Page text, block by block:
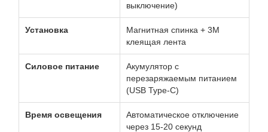
выключение)
Установка
Магнитная спинка + 3M
клеящая лента
Силовое питание
Акумулятор с
перезаряжаемым питанием
(USB Type-C)
Время освещения
Автоматическое отключение
через 15-20 секунд